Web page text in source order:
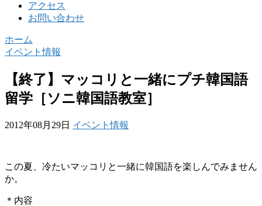
アクセス
お問い合わせ
ホーム
イベント情報
【終了】マッコリと一緒にプチ韓国語
留学［ソニ韓国語教室］
2012年08月29日 イベント情報
この夏、冷たいマッコリと一緒に韓国語を楽しんでみません
か。
＊内容